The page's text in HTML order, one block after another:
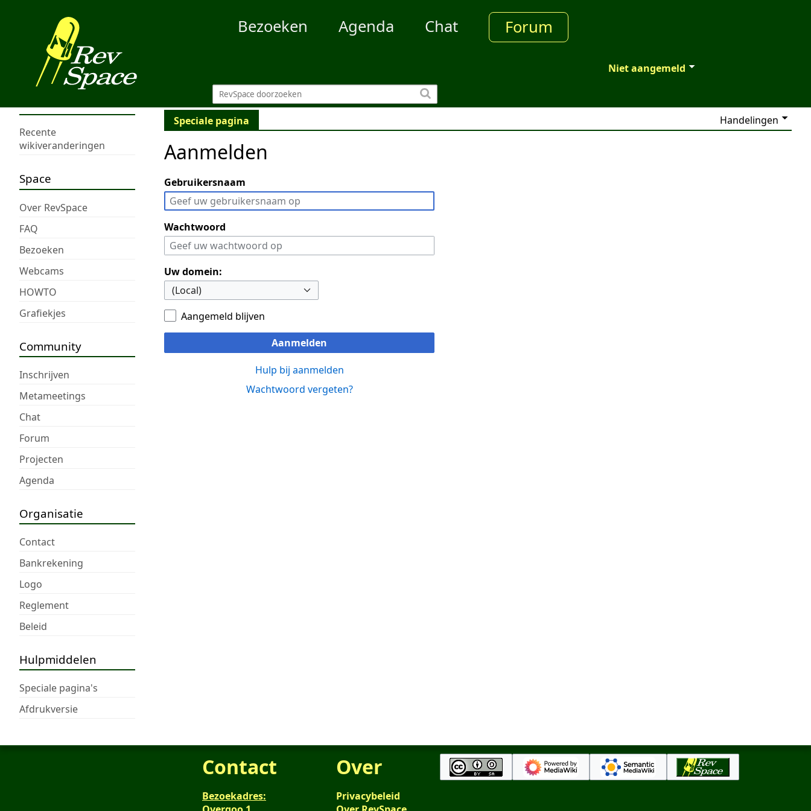
Bezoeken Agenda Chat Forum
Niet aangemeld
Recente
wikiveranderingen
Space
Over RevSpace
FAQ
Bezoeken
Webcams
HOWTO
Grafiekjes
Community
Inschrijven
Metameetings
Chat
Forum
Projecten
Agenda
Organisatie
Contact
Bankrekening
Logo
Reglement
Beleid
Hulpmiddelen
Speciale pagina's
Afdrukversie
Speciale pagina Handelingen
Aanmelden
Gebruikersnaam
Wachtwoord
Uw domein:
Aangemeld blijven
Aanmelden
Hulp bij aanmelden
Wachtwoord vergeten?
Contact
Bezoekadres:
Over
Privacybeleid